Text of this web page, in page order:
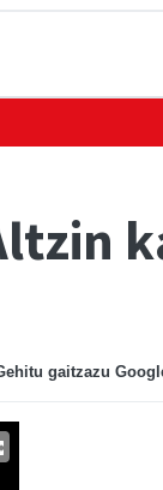
gaitzazu